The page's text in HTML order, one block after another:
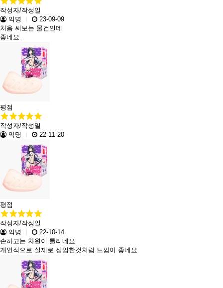
작성자/작성일
익명
23-09-09
처음 써보는 물건인데
좋네요.
평점
작성자/작성일
익명
22-11-20
평점
작성자/작성일
익명
22-10-14
손하고는 차원이 틀리네요
개인적으로 실제로 삽입한것처럼 느낌이 좋네요